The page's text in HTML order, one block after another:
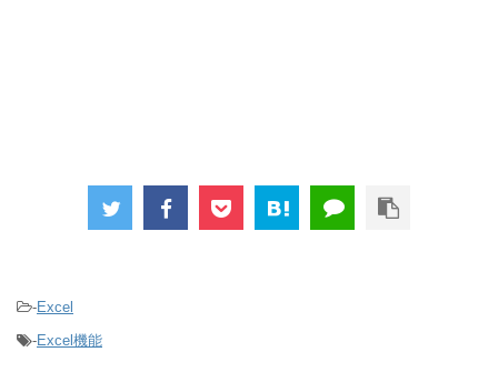
-Excel
-Excel機能